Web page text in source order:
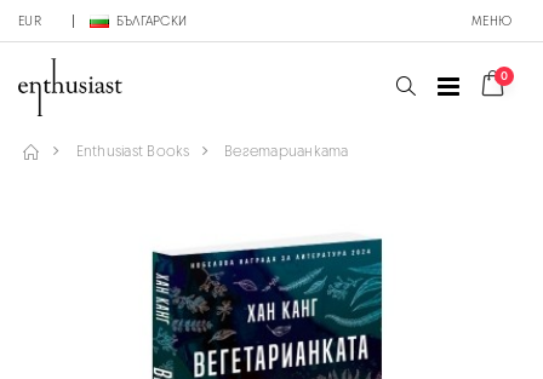
EUR БЪЛГАРСКИ МЕНЮ
0
Enthusiast Books Вегетарианката